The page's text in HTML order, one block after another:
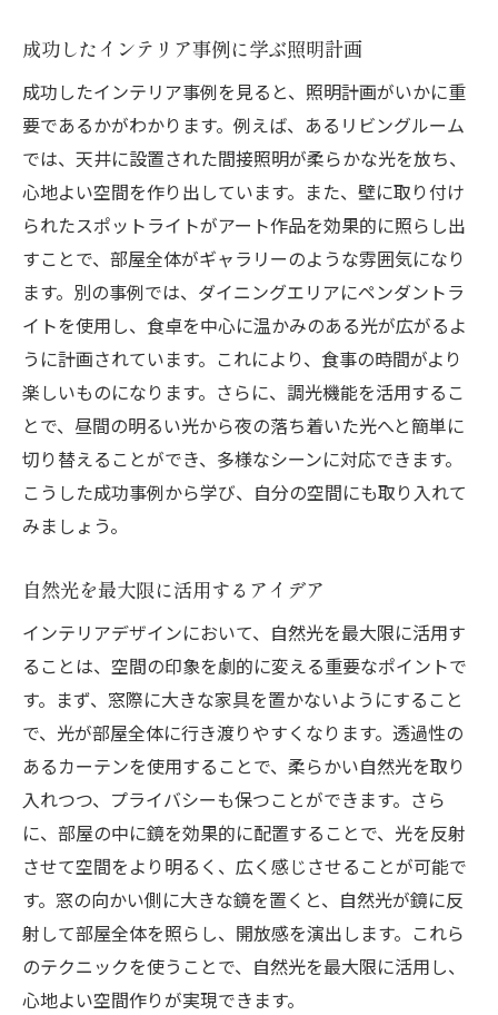
成功したインテリア事例に学ぶ照明計画
成功したインテリア事例を見ると、照明計画がいかに重
要であるかがわかります。例えば、あるリビングルーム
では、天井に設置された間接照明が柔らかな光を放ち、
心地よい空間を作り出しています。また、壁に取り付け
られたスポットライトがアート作品を効果的に照らし出
すことで、部屋全体がギャラリーのような雰囲気になり
ます。別の事例では、ダイニングエリアにペンダントラ
イトを使用し、食卓を中心に温かみのある光が広がるよ
うに計画されています。これにより、食事の時間がより
楽しいものになります。さらに、調光機能を活用するこ
とで、昼間の明るい光から夜の落ち着いた光へと簡単に
切り替えることができ、多様なシーンに対応できます。
こうした成功事例から学び、自分の空間にも取り入れて
みましょう。
自然光を最大限に活用するアイデア
インテリアデザインにおいて、自然光を最大限に活用す
ることは、空間の印象を劇的に変える重要なポイントで
す。まず、窓際に大きな家具を置かないようにすること
で、光が部屋全体に行き渡りやすくなります。透過性の
あるカーテンを使用することで、柔らかい自然光を取り
入れつつ、プライバシーも保つことができます。さら
に、部屋の中に鏡を効果的に配置することで、光を反射
させて空間をより明るく、広く感じさせることが可能で
す。窓の向かい側に大きな鏡を置くと、自然光が鏡に反
射して部屋全体を照らし、開放感を演出します。これら
のテクニックを使うことで、自然光を最大限に活用し、
心地よい空間作りが実現できます。